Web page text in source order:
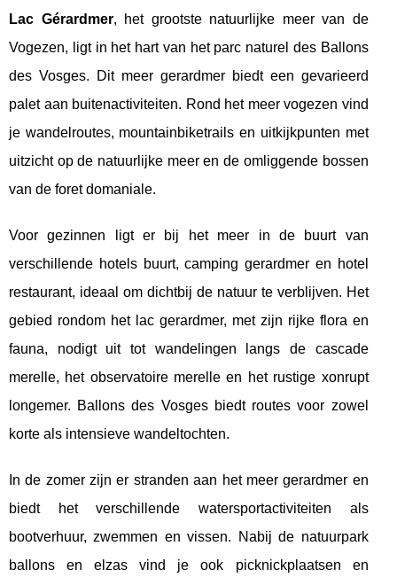
Lac Gérardmer, het grootste natuurlijke meer van de
Vogezen, ligt in het hart van het parc naturel des Ballons
des Vosges. Dit meer gerardmer biedt een gevarieerd
palet aan buitenactiviteiten. Rond het meer vogezen vind
je wandelroutes, mountainbiketrails en uitkijkpunten met
uitzicht op de natuurlijke meer en de omliggende bossen
van de foret domaniale.
Voor gezinnen ligt er bij het meer in de buurt van
verschillende hotels buurt, camping gerardmer en hotel
restaurant, ideaal om dichtbij de natuur te verblijven. Het
gebied rondom het lac gerardmer, met zijn rijke flora en
fauna, nodigt uit tot wandelingen langs de cascade
merelle, het observatoire merelle en het rustige xonrupt
longemer. Ballons des Vosges biedt routes voor zowel
korte als intensieve wandeltochten.
In de zomer zijn er stranden aan het meer gerardmer en
biedt het verschillende watersportactiviteiten als
bootverhuur, zwemmen en vissen. Nabij de natuurpark
ballons en elzas vind je ook picknickplaatsen en